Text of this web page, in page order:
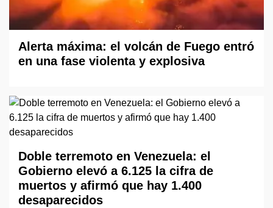
Alerta máxima: el volcán de Fuego entró
en una fase violenta y explosiva
Doble terremoto en Venezuela: el
Gobierno elevó a 6.125 la cifra de
muertos y afirmó que hay 1.400
desaparecidos